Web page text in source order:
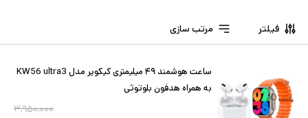
فیلتر مرتب سازی
ساعت هوشمند ۴۹ میلیمتری کیکویر مدل KW56 ultra3
به همراه هدفون بلوتوثی
۳,۹۵۰,۰۰۰